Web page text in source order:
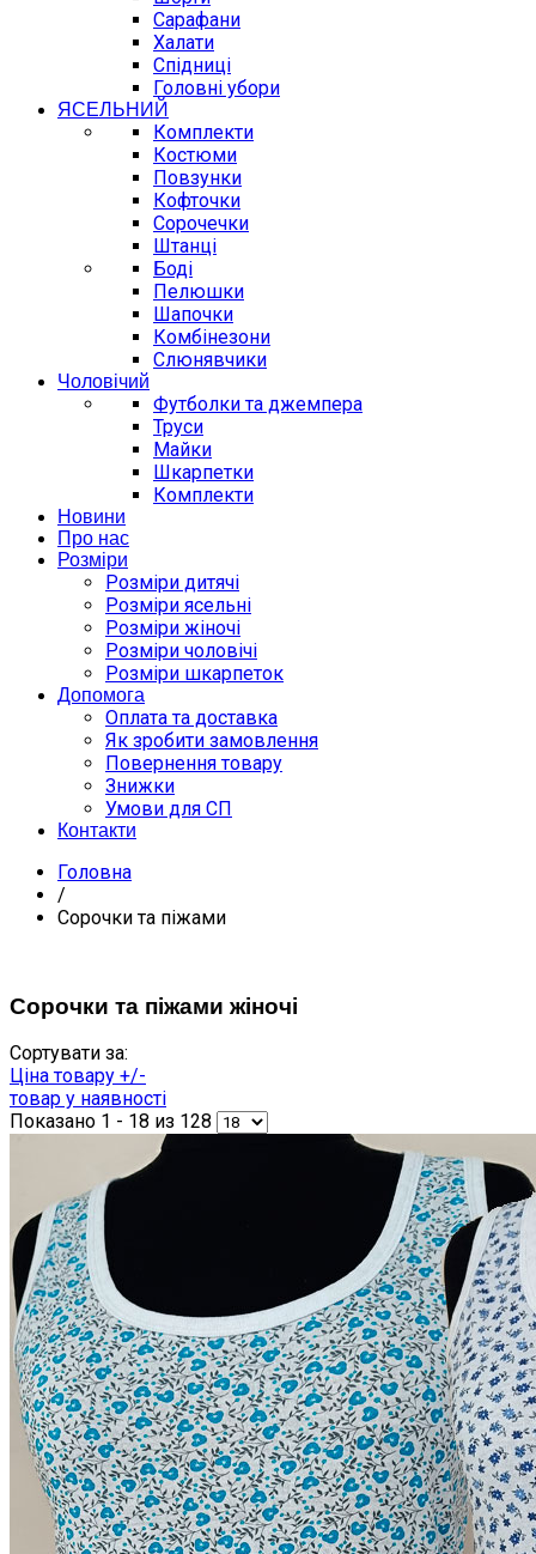
Сарафани
Халати
Спідниці
Головні убори
ЯСЕЛЬНИЙ
Комплекти
Костюми
Повзунки
Кофточки
Сорочечки
Штанці
Боді
Пелюшки
Шапочки
Комбінезони
Слюнявчики
Чоловічий
Футболки та джемпера
Труси
Майки
Шкарпетки
Комплекти
Новини
Про нас
Розміри
Розміри дитячі
Розміри ясельні
Розміри жіночі
Розміри чоловічі
Розміри шкарпеток
Допомога
Оплата та доставка
Як зробити замовлення
Повернення товару
Знижки
Умови для СП
Контакти
Головна
/
Сорочки та піжами
Сорочки та піжами жіночі
Сортувати за:
Ціна товару +/-
товар у наявності
Показано 1 - 18 из 128